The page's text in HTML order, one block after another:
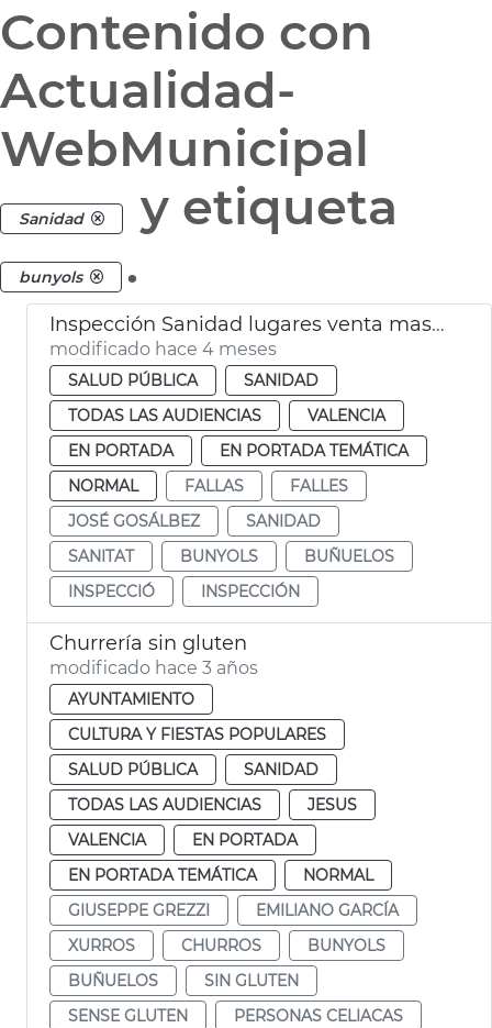
Contenido con
Actualidad-
WebMunicipal
Sanidad y etiqueta
bunyols .
Inspección Sanidad lugares venta masas fritas Fallas València
modificado hace 4 meses
SALUD PÚBLICA
SANIDAD
TODAS LAS AUDIENCIAS
VALENCIA
EN PORTADA
EN PORTADA TEMÁTICA
NORMAL
FALLAS
FALLES
JOSÉ GOSÁLBEZ
SANIDAD
SANITAT
BUNYOLS
BUÑUELOS
INSPECCIÓ
INSPECCIÓN
Churrería sin gluten
modificado hace 3 años
AYUNTAMIENTO
CULTURA Y FIESTAS POPULARES
SALUD PÚBLICA
SANIDAD
TODAS LAS AUDIENCIAS
JESUS
VALENCIA
EN PORTADA
EN PORTADA TEMÁTICA
NORMAL
GIUSEPPE GREZZI
EMILIANO GARCÍA
XURROS
CHURROS
BUNYOLS
BUÑUELOS
SIN GLUTEN
SENSE GLUTEN
PERSONAS CELIACAS